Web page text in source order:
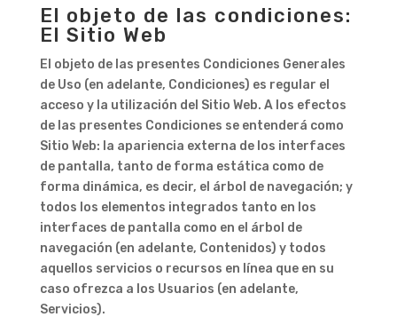
El objeto de las condiciones:
El Sitio Web
El objeto de las presentes Condiciones Generales
de Uso (en adelante, Condiciones) es regular el
acceso y la utilización del Sitio Web. A los efectos
de las presentes Condiciones se entenderá como
Sitio Web: la apariencia externa de los interfaces
de pantalla, tanto de forma estática como de
forma dinámica, es decir, el árbol de navegación; y
todos los elementos integrados tanto en los
interfaces de pantalla como en el árbol de
navegación (en adelante, Contenidos) y todos
aquellos servicios o recursos en línea que en su
caso ofrezca a los Usuarios (en adelante,
Servicios).